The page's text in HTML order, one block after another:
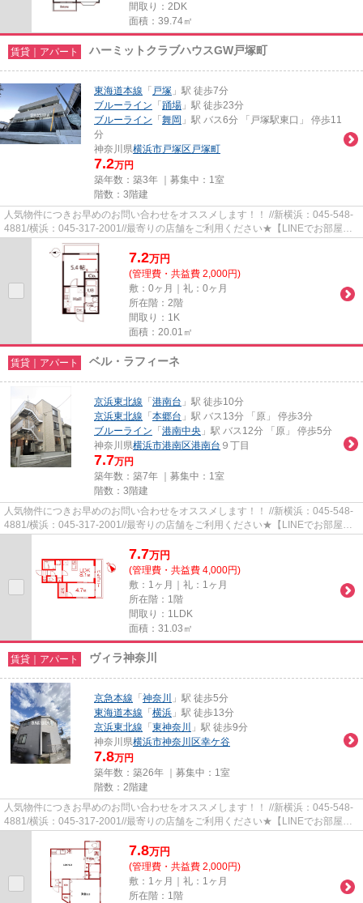
間取り：2DK
面積：39.74㎡
賃貸｜アパート ハーミットクラブハウスGW戸塚町
東海道本線 「 戸塚 」駅 徒歩7分
ブルーライン 「 踊場 」駅 徒歩23分
ブルーライン 「 舞岡 」駅 バス6分 「戸塚駅東口」 停歩11
分
神奈川県横浜市戸塚区 戸塚町
7.2万円
築年数：築3年 ｜募集中： 1室
階数：3階建
人気物件につきお早めのお問い合わせをオススメします！！ //新横浜：045-548-
4881/横浜：045-317-2001//最寄りの店舗をご利用ください★【LINEでお部屋探
し】【初期費用分割払い】【19...
7.2万円
(管理費・共益費 2,000円)
敷：0ヶ月｜礼：0ヶ月
所在階：2階
間取り：1K
面積：20.01㎡
賃貸｜アパート ベル・ラフィーネ
京浜東北線 「 港南台 」駅 徒歩10分
京浜東北線 「 本郷台 」駅 バス13分 「原」 停歩3分
ブルーライン 「 港南中央 」駅 バス12分 「原」 停歩5分
神奈川県横浜市港南区港南台 ９丁目
7.7万円
築年数：築7年 ｜募集中： 1室
階数：3階建
人気物件につきお早めのお問い合わせをオススメします！！ //新横浜：045-548-
4881/横浜：045-317-2001//最寄りの店舗をご利用ください★【LINEでお部屋探
7.7万円
(管理費・共益費 4,000円)
敷：1ヶ月｜礼：1ヶ月
所在階：1階
間取り：1LDK
面積：31.03㎡
賃貸｜アパート ヴィラ神奈川
京急本線 「 神奈川
」駅 徒歩5分
東海道本線 「 横浜 」駅 徒歩13分
京浜東北線 「 東神奈川
」駅 徒歩9分
神奈川県横浜市神奈川区幸ケ谷
7.8万円
築年数：築26年 ｜募集中： 1室
階数：2階建
人気物件につきお早めのお問い合わせをオススメします！！ //新横浜：045-548-
4881/横浜：045-317-2001//最寄りの店舗をご利用ください★【LINEでお部屋探
7.8万円
(管理費・共益費 2,000円)
敷：1ヶ月｜礼：1ヶ月
所在階：1階